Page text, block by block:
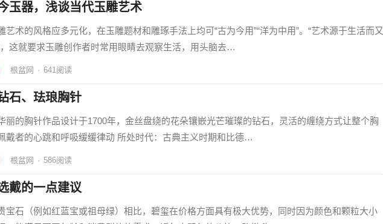
玉器，浅谈当代玉雕艺术
艺术的风格应多元化，在玉雕题材和雕琢手法上均可“古为今用”“洋为中用”。“艺术源于生活而又
，这就要求玉雕创作者时常用眼睛去观察生活，用头脑去…
根盆网 · 641阅读
石、珐琅胸针
丽的胸针作品设计于1700年，金丝盘绕的花朵镶嵌光芒璀璨的钻石，灵活的缠绕方式让整个胸
戴者的心跳和呼吸缓缓律动 所处时代：古典主义时期和比德…
根盆网 · 586阅读
戴的一点建议
宝石（例如红蓝宝或祖母绿）相比，碧玺在价格方面具有极大优势，同时因为颜色和颗粒大小